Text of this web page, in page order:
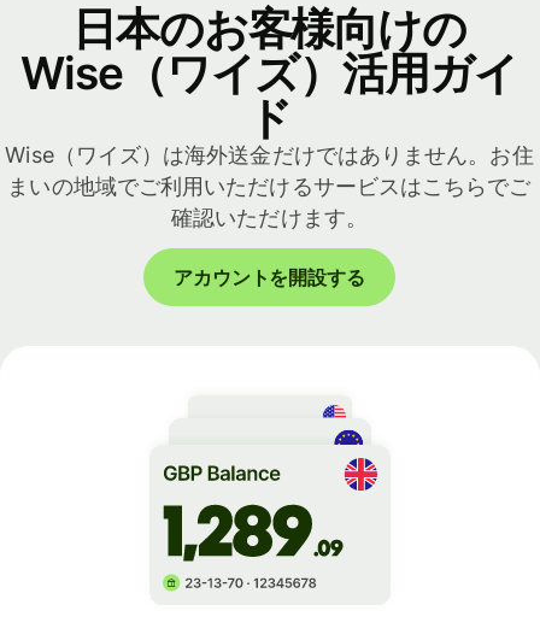
日本のお客様向けの
Wise（ワイズ）活用ガイ
ド
Wise（ワイズ）は海外送金だけではありません。お住
まいの地域でご利用いただけるサービスはこちらでご
確認いただけます。
アカウントを開設する